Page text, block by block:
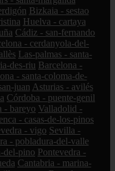
Bizkaia - sestao
Huelva - cartaya
Cádiz - san-fernando
- cerdanyola-del-
Las-palmas - santa-
des-riu Barcelona -
- santa-coloma-de-
juan Asturias - avilés
Córdoba - puente-genil
- bareyo Valladolid -
- casas-de-los-pinos
- vigo Sevilla -
- pobladura-del-valle
del-pino Pontevedra -
Cantabria - marina-